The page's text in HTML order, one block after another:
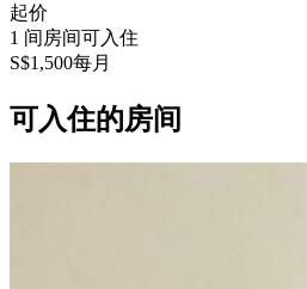
起价
1 间房间可入住
S$1,500每月
可入住的房间